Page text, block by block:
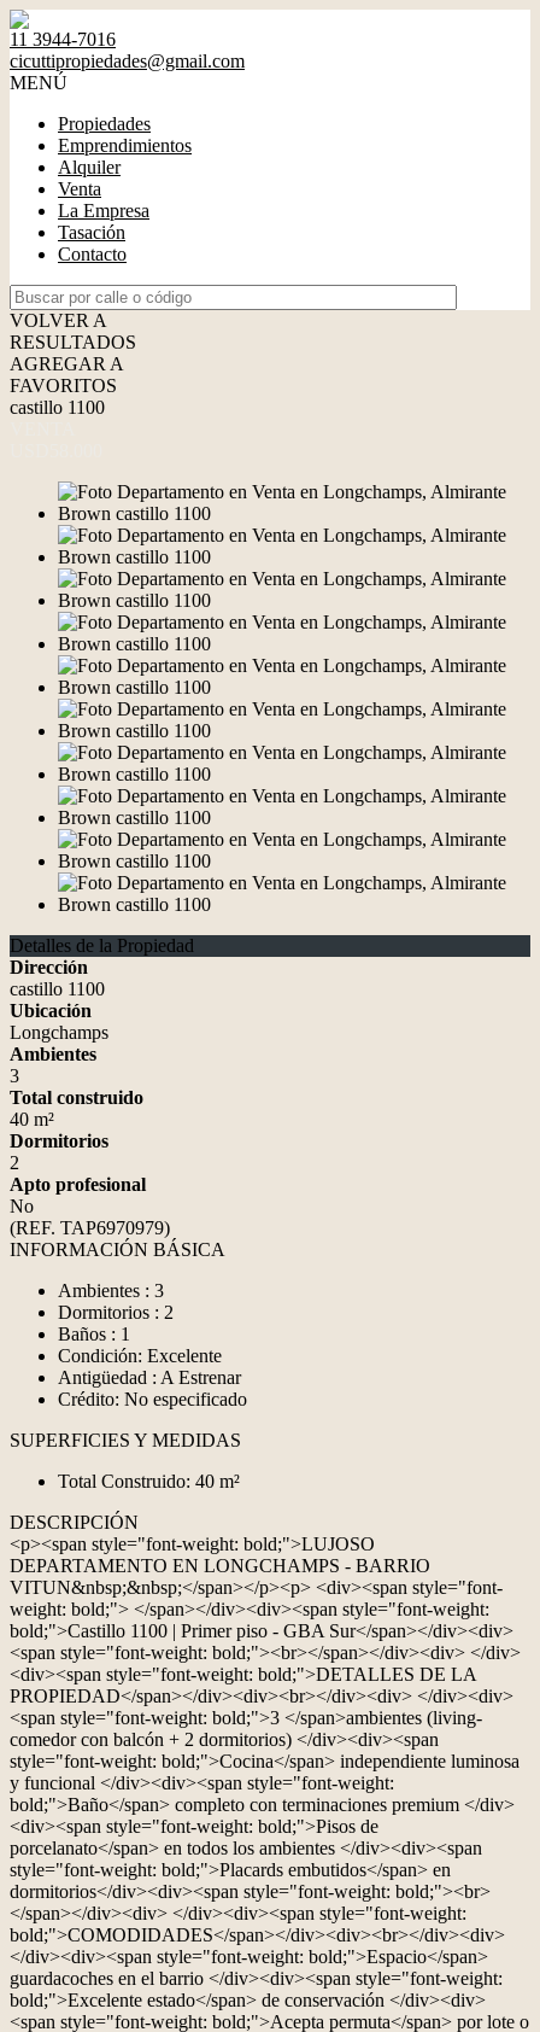
11 3944-7016
cicuttipropiedades@gmail.com
MENÚ
Propiedades
Emprendimientos
Alquiler
Venta
La Empresa
Tasación
Contacto
VOLVER A
RESULTADOS
AGREGAR A
FAVORITOS
castillo 1100
Detalles de la Propiedad
Dirección
castillo 1100
Ubicación
Longchamps
Ambientes
3
Total construido
40 m²
Dormitorios
2
Apto profesional
No
(REF. TAP6970979)
INFORMACIÓN BÁSICA
Ambientes : 3
Dormitorios : 2
Baños : 1
Condición: Excelente
Antigüedad : A Estrenar
Crédito: No especificado
SUPERFICIES Y MEDIDAS
Total Construido: 40 m²
DESCRIPCIÓN
<p><span style="font-weight: bold;">LUJOSO
DEPARTAMENTO EN LONGCHAMPS - BARRIO
VITUN&nbsp;&nbsp;</span></p><p> <div><span style="font-
weight: bold;"> </span></div><div><span style="font-weight:
bold;">Castillo 1100 | Primer piso - GBA Sur</span></div><div>
<span style="font-weight: bold;"><br></span></div><div> </div>
<div><span style="font-weight: bold;">DETALLES DE LA
PROPIEDAD</span></div><div><br></div><div> </div><div>
<span style="font-weight: bold;">3 </span>ambientes (living-
comedor con balcón + 2 dormitorios) </div><div><span
style="font-weight: bold;">Cocina</span> independiente luminosa
y funcional </div><div><span style="font-weight:
bold;">Baño</span> completo con terminaciones premium </div>
<div><span style="font-weight: bold;">Pisos de
porcelanato</span> en todos los ambientes </div><div><span
style="font-weight: bold;">Placards embutidos</span> en
dormitorios</div><div><span style="font-weight: bold;"><br>
</span></div><div> </div><div><span style="font-weight:
bold;">COMODIDADES</span></div><div><br></div><div>
</div><div><span style="font-weight: bold;">Espacio</span>
guardacoches en el barrio </div><div><span style="font-weight:
bold;">Excelente estado</span> de conservación </div><div>
<span style="font-weight: bold;">Acepta permuta</span> por lote o